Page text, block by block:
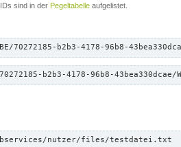
sind in der Pegeltabelle aufgelistet.
b2b3-4178-96b8-
b2b3-4178-96b8-43bea330dcae/
nutzer/files/testdatei.txt